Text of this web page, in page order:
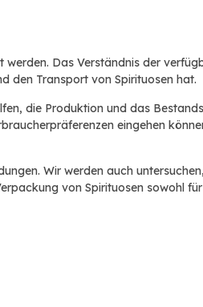
Das Verständnis der
den Transport von Spirituosen hat.
die Produktion und das
eingehen
Wir werden auch
von Spirituosen sowohl